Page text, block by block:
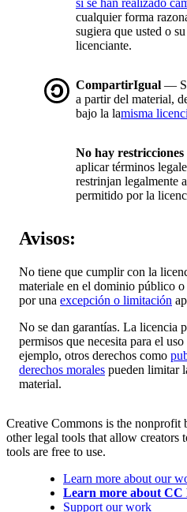
si se han realizado
cualquier forma
sugiera que usted o
licenciante.
CompartirIgual — Si
a partir del material,
bajo la lamisma
No hay restricciones
aplicar términos
restrinjan legalmente
permitido por la
Avisos:
No tiene que cumplir con la
materiale en el dominio público
por una excepción o limitación
No se dan garantías. La licencia
permisos que necesita para el
ejemplo, otros derechos como
derechos morales pueden limitar
material.
Creative Commons is the nonprofit
other legal tools that allow creators
tools are free to use.
Learn more about our
Learn more about CC
Support our work